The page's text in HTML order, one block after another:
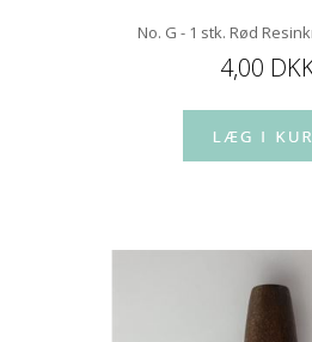
No. G - 1 stk. Rød
4,00